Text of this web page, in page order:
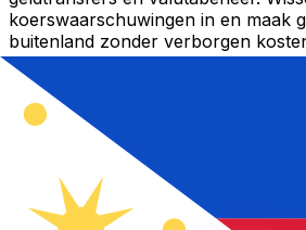
koerswaarschuwingen in en maak
buitenland zonder verborgen
vandaag nog!